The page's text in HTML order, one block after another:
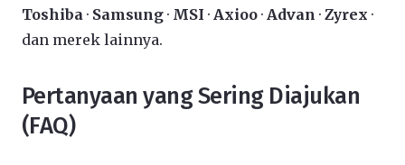
Toshiba · Samsung · MSI · Axioo · Advan · Zyrex ·
dan merek lainnya.
Pertanyaan yang Sering Diajukan
(FAQ)